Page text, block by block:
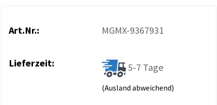
Art.Nr.: MGMX-9367931
Lieferzeit: 5-7 Tage
(Ausland abweichend)